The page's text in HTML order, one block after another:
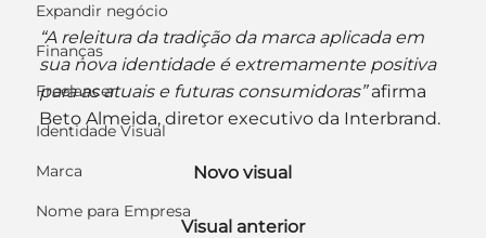
Expandir negócio
Finanças
Freelancer
Identidade Visual
Marca
Nome para Empresa
“A releitura da tradição da marca aplicada em
sua nova identidade é extremamente positiva
para as atuais e futuras consumidoras” afirma
Beto Almeida, diretor executivo da Interbrand.
Novo visual
Visual anterior